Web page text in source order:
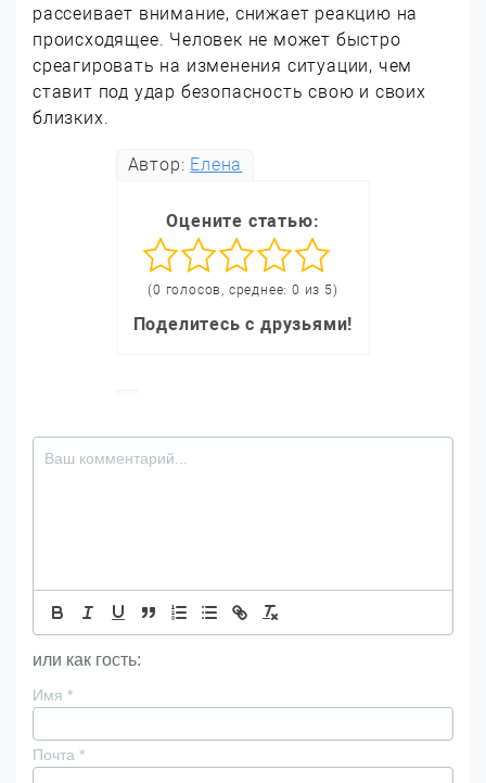
рассеивает внимание, снижает реакцию на
происходящее. Человек не может быстро
среагировать на изменения ситуации, чем
ставит под удар безопасность свою и своих
близких.
Автор: Елена
Оцените статью:
(0 голосов, среднее: 0 из 5)
Поделитесь с друзьями!
или как гость:
Имя *
Почта *